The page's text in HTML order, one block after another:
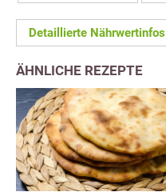
Detaillierte Nährwertinfos
ÄHNLICHE REZEPTE